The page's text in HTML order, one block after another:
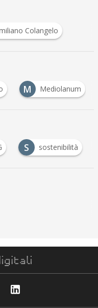
Colangelo
N Nexi
S sostenibilità